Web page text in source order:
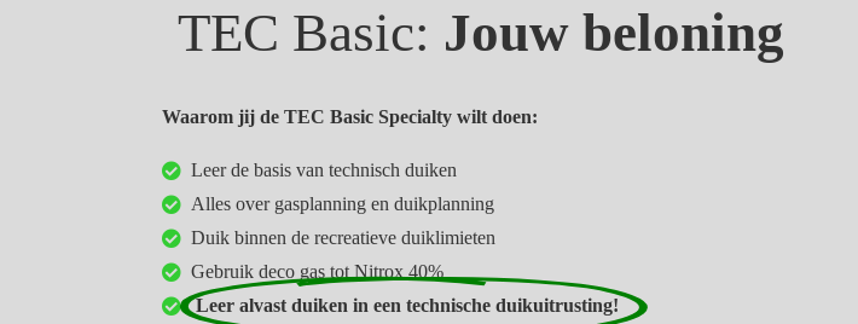
TEC Basic: Jouwbeloning
Waarom jij de TEC Basic Specialty wilt doen:
Leer de basis van technisch duiken
Alles over gasplanning en duikplanning
Duik binnen de recreatieve duiklimieten
Gebruik deco gas tot Nitrox 40%
Leer alvast duiken in een technische duikuitrusting!